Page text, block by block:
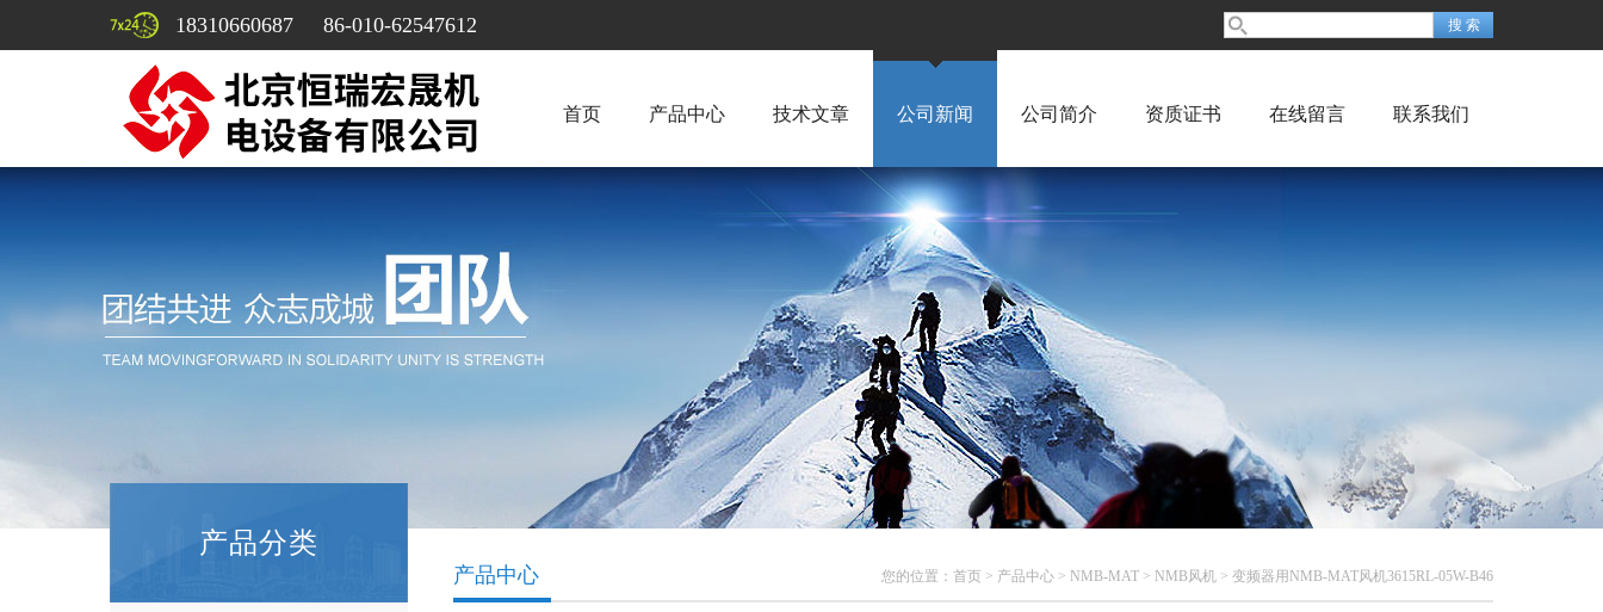
18310660687 86-010-62547612
首页 产品中心 技术文章 公司新闻 公司简介 资质证书 在线留言 联系我们
产品分类
您的位置： 首页 > 产品中心 > NMB-MAT > NMB风机 > 变频器用NMB-MAT风机3615RL-05W-B46
产品中心